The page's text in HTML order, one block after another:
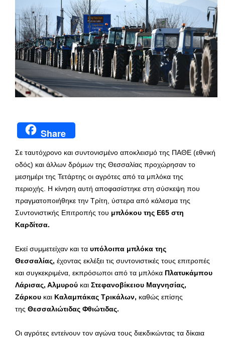
Share
Σε ταυτόχρονο και συντονισμένο αποκλεισμό της ΠΑΘΕ (εθνική
οδός) και άλλων δρόμων της Θεσσαλίας προχώρησαν το
μεσημέρι της Τετάρτης οι αγρότες από τα μπλόκα της
περιοχής. Η κίνηση αυτή αποφασίστηκε στη σύσκεψη που
πραγματοποιήθηκε την Τρίτη, ύστερα από κάλεσμα της
Συντονιστικής Επιτροπής του μπλόκου της E65 στη
Καρδίτσα.
Εκεί συμμετείχαν και τα υπόλοιπα μπλόκα της
Θεσσαλίας, έχοντας εκλέξει τις συντονιστικές τους επιτροπές
και συγκεκριμένα, εκπρόσωποι από τα μπλόκα Πλατυκάμπου
Λάρισας, Αλμυρού και Στεφανοβίκειου Μαγνησίας,
Ζάρκου και Καλαμπάκας Τρικάλων, καθώς επίσης
της Θεσσαλιώτιδας Φθιώτιδας.
Οι αγρότες εντείνουν τον αγώνα τους διεκδικώντας τα δίκαια